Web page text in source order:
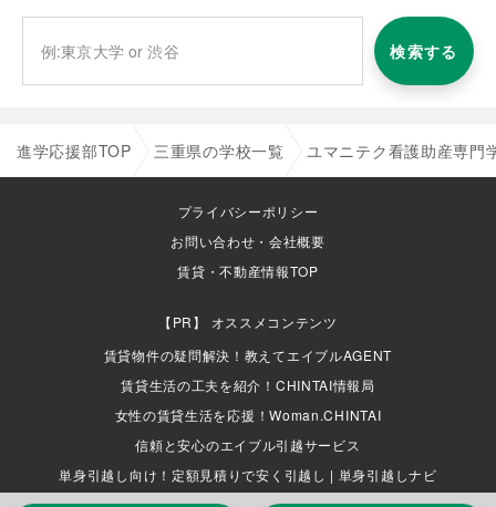
検索する
進学応援部TOP 三重県の学校一覧 ユマニテク看護助産専門
プライバシーポリシー
お問い合わせ・会社概要
賃貸・不動産情報TOP
オススメコンテンツ
賃貸物件の疑問解決！教えてエイブルAGENT
賃貸生活の工夫を紹介！CHINTAI情報局
女性の賃貸生活を応援！Woman.CHINTAI
信頼と安心のエイブル引越サービス
単身引越し向け！定額見積りで安く引越し | 単身引越しナビ